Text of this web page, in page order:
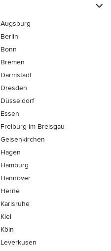
Augsburg
Berlin
Bonn
Bremen
Darmstadt
Dresden
Düsseldorf
Essen
Freiburg-im-Breisgau
Gelsenkirchen
Hagen
Hamburg
Hannover
Herne
Karlsruhe
Kiel
Köln
Leverkusen